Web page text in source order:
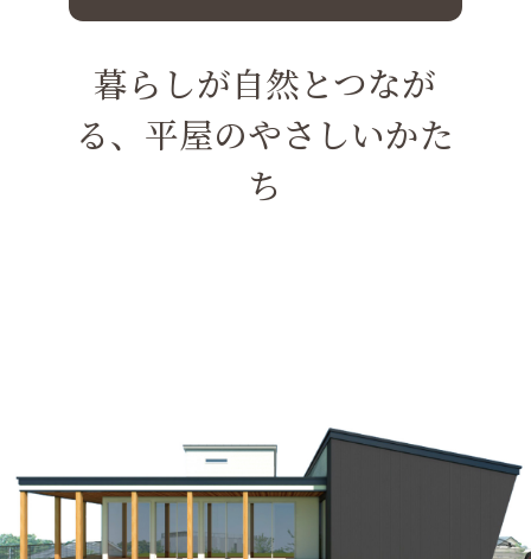
暮らしが自然とつなが
る、平屋のやさしいかた
ち